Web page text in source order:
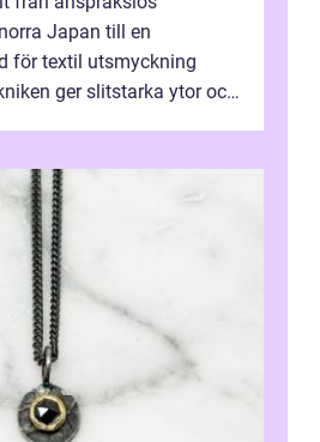
Japan till en
för textil utsmyckning
ger slitstarka ytor och